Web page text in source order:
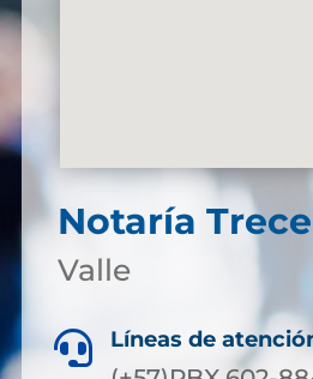
Notaría
Valle
 Líneas de